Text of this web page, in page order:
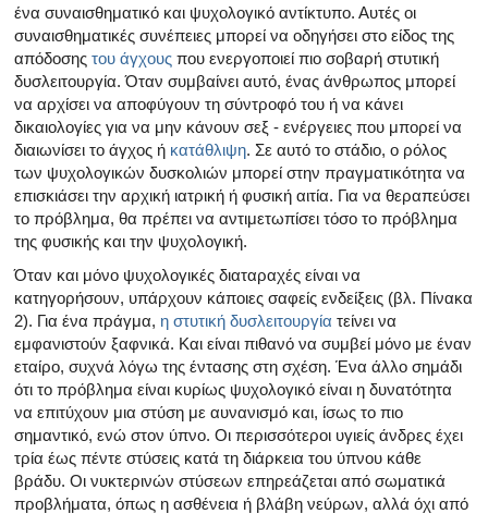
Όλα τα άρθρα σχετικά με τη διαχείριση της σκλήρυνσης
ένα συναισθηματικό και ψυχολογικό αντίκτυπο. Αυτές οι
συναισθηματικές συνέπειες μπορεί να οδηγήσει στο είδος της
απόδοσης του άγχους που ενεργοποιεί πιο σοβαρή στυτική
δυσλειτουργία. Όταν συμβαίνει αυτό, ένας άνθρωπος μπορεί
να αρχίσει να αποφύγουν τη σύντροφό του ή να κάνει
δικαιολογίες για να μην κάνουν σεξ - ενέργειες που μπορεί να
διαιωνίσει το άγχος ή κατάθλιψη. Σε αυτό το στάδιο, ο ρόλος
των ψυχολογικών δυσκολιών μπορεί στην πραγματικότητα να
επισκιάσει την αρχική ιατρική ή φυσική αιτία. Για να θεραπεύσει
το πρόβλημα, θα πρέπει να αντιμετωπίσει τόσο το πρόβλημα
της φυσικής και την ψυχολογική.
Όταν και μόνο ψυχολογικές διαταραχές είναι να
κατηγορήσουν, υπάρχουν κάποιες σαφείς ενδείξεις (βλ. Πίνακα
2). Για ένα πράγμα, η στυτική δυσλειτουργία τείνει να
εμφανιστούν ξαφνικά. Και είναι πιθανό να συμβεί μόνο με έναν
εταίρο, συχνά λόγω της έντασης στη σχέση. Ένα άλλο σημάδι
ότι το πρόβλημα είναι κυρίως ψυχολογικό είναι η δυνατότητα
να επιτύχουν μια στύση με αυνανισμό και, ίσως το πιο
σημαντικό, ενώ στον ύπνο. Οι περισσότεροι υγιείς άνδρες έχει
τρία έως πέντε στύσεις κατά τη διάρκεια του ύπνου κάθε
βράδυ. Οι νυκτερινών στύσεων επηρεάζεται από σωματικά
προβλήματα, όπως η ασθένεια ή βλάβη νεύρων, αλλά όχι από